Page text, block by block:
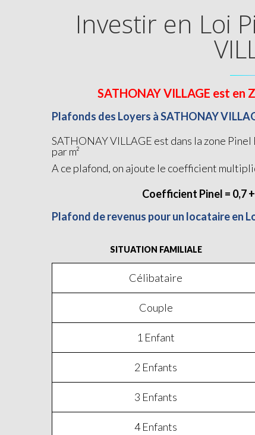
Investir en Loi
SATHONAY VILLAGE est en
Plafonds des Loyers à SATHONAY
SATHONAY VILLAGE est dans la zone
par m²
A ce plafond, on ajoute le coefficient
Coefficient Pinel = 0,7
Plafond de revenus pour un locataire en
SITUATION FAMILIALE
Célibataire
Couple
1 Enfant
2 Enfants
3 Enfants
4 Enfants